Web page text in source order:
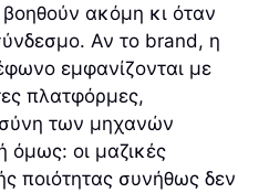
ακόμη κι όταν
Αν το brand, η
εμφανίζονται με
πλατφόρμες,
των μηχανών
όμως: οι μαζικές
ποιότητας συνήθως δεν